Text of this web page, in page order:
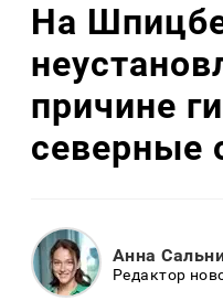
На
причине
северные
Анна
Редактор